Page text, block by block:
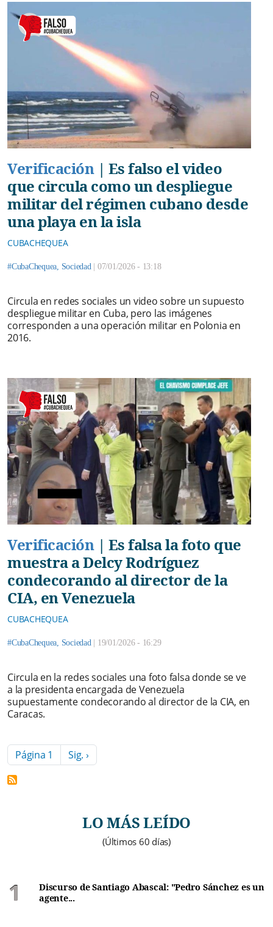
Verificación| Es falso el video
que circula como un despliegue
militar del régimen cubano desde
una playa en la isla
CUBACHEQUEA
#CubaChequea Sociedad | 07/01/2026 - 13:18
Circula en redes sociales un video sobre un supuesto
despliegue militar en Cuba, pero las imágenes
corresponden a una operación militar en Polonia en
2016.
Verificación| Es falsa la foto que
muestra a Delcy Rodríguez
condecorando al director de la
CIA, en Venezuela
CUBACHEQUEA
#CubaChequea Sociedad | 19/01/2026 - 16:29
Circula en la redes sociales una foto falsa donde se ve
a la presidenta encargada de Venezuela
supuestamente condecorando al director de la CIA, en
Caracas.
Paginación
Página 1 Siguiente página
Sig. ›
LO MÁS LEÍDO
(Últimos 60 días)
Discurso de Santiago Abascal: "Pedro Sánchez es un
agente...